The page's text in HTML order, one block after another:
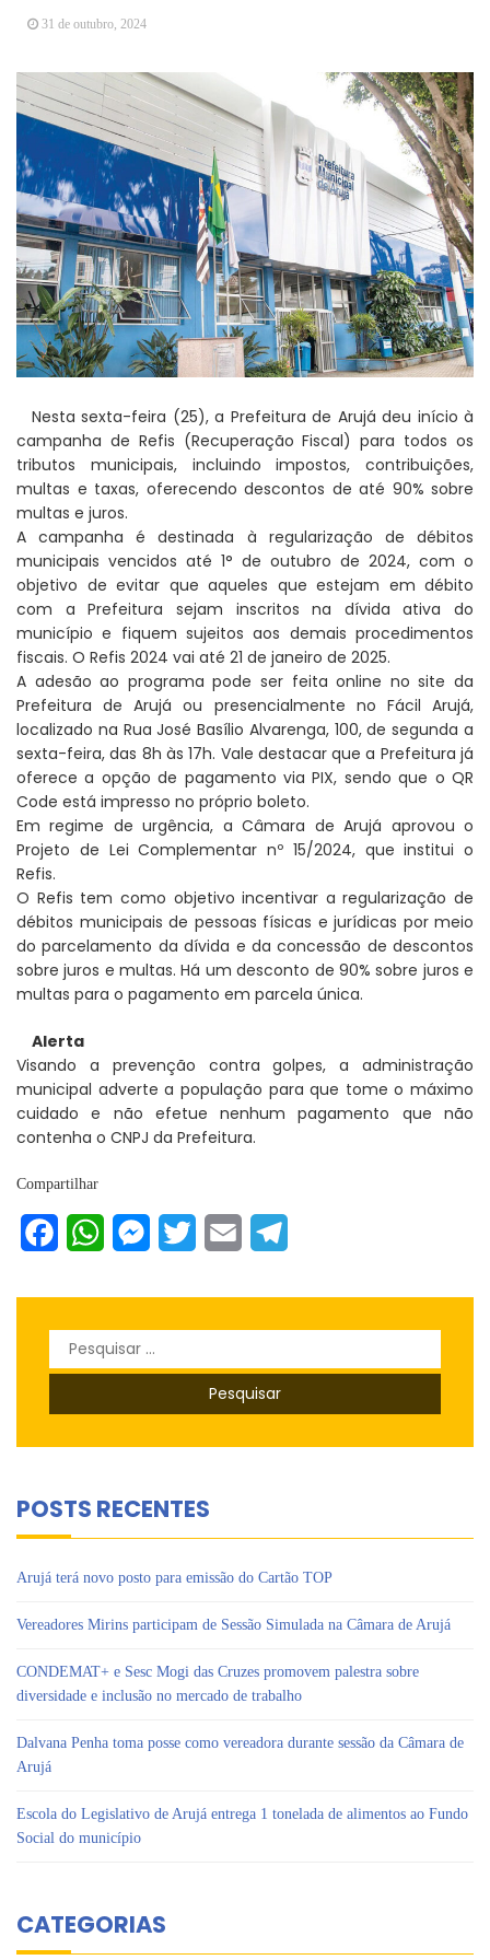
Arujá promove 2º encontro da Jornada de
Arujá terá novo posto para emissão do Cartão
TOP
31 de outubro, 2024
Nesta sexta-feira (25), a Prefeitura de Arujá deu início à
campanha de Refis (Recuperação Fiscal) para todos os
tributos municipais, incluindo impostos, contribuições,
multas e taxas, oferecendo descontos de até 90% sobre
multas e juros.
A campanha é destinada à regularização de débitos
municipais vencidos até 1° de outubro de 2024, com o
objetivo de evitar que aqueles que estejam em débito
com a Prefeitura sejam inscritos na dívida ativa do
município e fiquem sujeitos aos demais procedimentos
fiscais. O Refis 2024 vai até 21 de janeiro de 2025.
A adesão ao programa pode ser feita online no site da
Prefeitura de Arujá ou presencialmente no Fácil Arujá,
localizado na Rua José Basílio Alvarenga, 100, de segunda a
sexta-feira, das 8h às 17h. Vale destacar que a Prefeitura já
oferece a opção de pagamento via PIX, sendo que o QR
Code está impresso no próprio boleto.
Em regime de urgência, a Câmara de Arujá aprovou o
Projeto de Lei Complementar nº 15/2024, que institui o
Refis.
O Refis tem como objetivo incentivar a regularização de
débitos municipais de pessoas físicas e jurídicas por meio
do parcelamento da dívida e da concessão de descontos
sobre juros e multas. Há um desconto de 90% sobre juros e
multas para o pagamento em parcela única.
Alerta
Visando a prevenção contra golpes, a administração
municipal adverte a população para que tome o máximo
cuidado e não efetue nenhum pagamento que não
contenha o CNPJ da Prefeitura.
Compartilhar
FacebookWhatsAppMessenger
Twitter Email
Pesquisar
POSTS RECENTES
Arujá terá novo posto para emissão do Cartão TOP
Vereadores Mirins participam de Sessão Simulada na Câmara de Arujá
CONDEMAT+ e Sesc Mogi das Cruzes promovem palestra sobre
diversidade e inclusão no mercado de trabalho
Dalvana Penha toma posse como vereadora durante sessão da Câmara de
Arujá
Escola do Legislativo de Arujá entrega 1 tonelada de alimentos ao Fundo
Social do município
CATEGORIAS